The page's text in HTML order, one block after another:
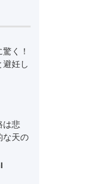
く！
避妊し
は悲
な天の